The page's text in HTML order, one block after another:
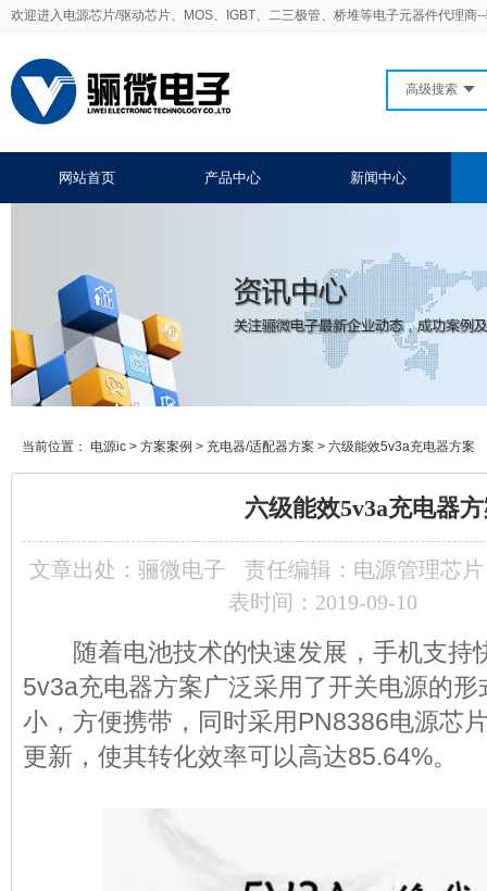
欢迎进入电源芯片/驱动芯片、MOS、IGBT、二三极管、桥堆等电子元器件代理商
高级搜索
网站首页 产品中心 新闻中心
当前位置： 电源ic > 方案案例 > 充电器/适配器方案 > 六级能效5v3a充电器方案
六级能效5v3a充电器
文章出处： 骊微电子
责任编辑：电源管理芯片
表时间：2019-09-10
随着电池技术的快速发展，手机支持
5v3a充电器方案广泛采用了开关电源的
小，方便携带，同时采用PN8386电源芯
更新，使其转化效率可以高达85.64%。